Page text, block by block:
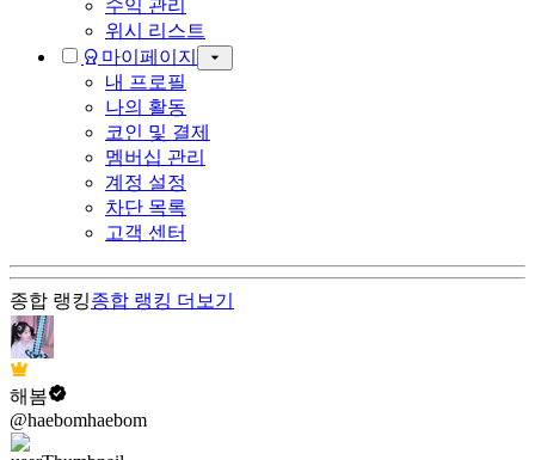
수익 관리
위시 리스트
마이페이지
내 프로필
나의 활동
코인 및 결제
멤버십 관리
계정 설정
차단 목록
고객 센터
종합 랭킹종합 랭킹 더보기
해봄
@haebomhaebom